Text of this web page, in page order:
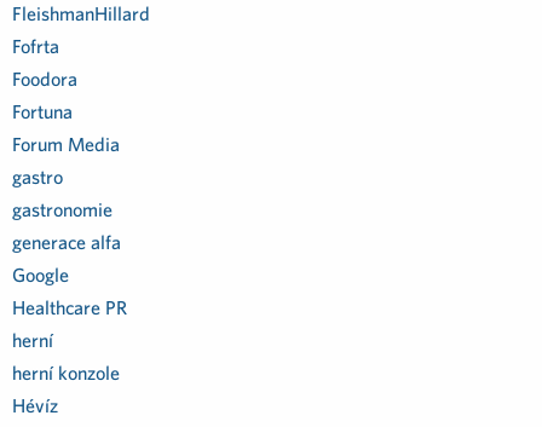
FleishmanHillard
Fofrta
Foodora
Fortuna
Forum Media
gastro
gastronomie
generace alfa
Google
Healthcare PR
herní
herní konzole
Hévíz